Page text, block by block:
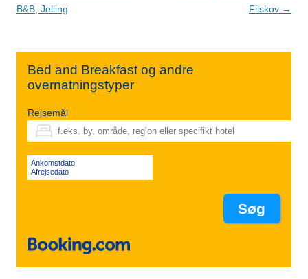
B&B, Jelling
Filskov →
Bed and Breakfast og andre
overnatningstyper
Rejsemål
Ankomstdato
Afrejsedato